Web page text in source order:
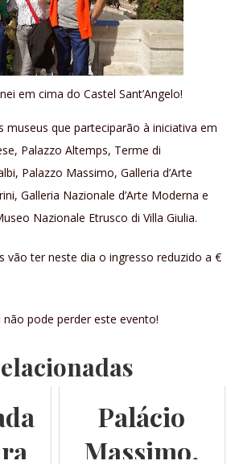
em cima do Castel Sant’Angelo!
museus que parteciparão à iniciativa em
Palazzo Altemps, Terme di
Palazzo Massimo, Galleria d’Arte
Galleria Nazionale d’Arte Moderna e
Nazionale Etrusco di Villa Giulia.
vão ter neste dia o ingresso reduzido a €
pode perder este evento!
Palácio
Massimo,